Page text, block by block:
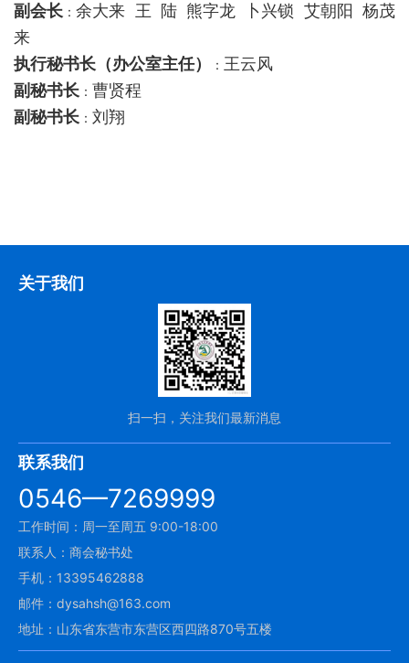
副会长 ：余大来 王 陆 熊字龙 卜兴锁 艾朝阳 杨茂
来
执行秘书长（办公室主任）
： 王云风
副秘书长 ： 曹贤程
副秘书长 ： 刘翔
关于我们
扫一扫，关注我们最新消息
联系我们
0546—7269999
工作时间：周一至周五 9:00-18:00
联系人：商会秘书处
手机：13395462888
邮件：dysahsh@163.com
地址：山东省东营市东营区西四路870号五楼